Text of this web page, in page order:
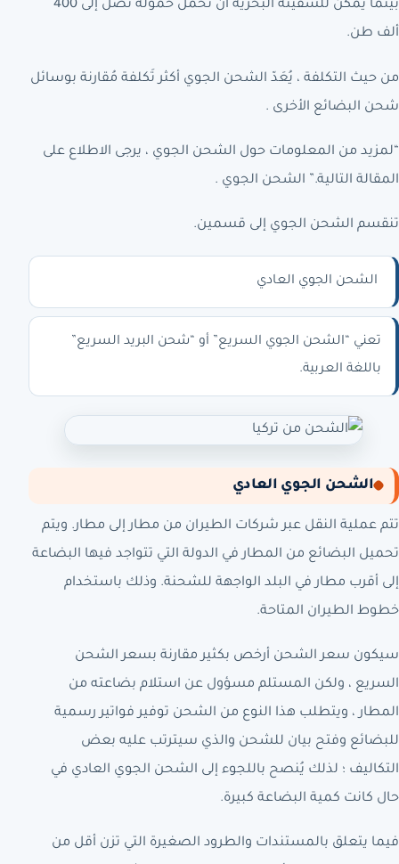
بينما يمكن للسفينة البحرية أن تحمل حمولة تصل إلى 400
ألف طن.
من حيث التكلفة ، يُعَدّ الشحن الجوي أكثر تَكلفة مُقارنة بوسائل
شحن البضائع الأخرى .
“لمزيد من المعلومات حول الشحن الجوي ، يرجى الاطلاع على
المقالة التالية.” الشحن الجوي .
تنقسم الشحن الجوي إلى قسمين.
الشحن الجوي العادي
تعني “الشحن الجوي السريع” أو “شحن البريد السريع”
باللغة العربية.
الشحن الجوي العادي
تتم عملية النقل عبر شركات الطيران من مطار إلى مطار. ويتم
تحميل البضائع من المطار في الدولة التي تتواجد فيها البضاعة
إلى أقرب مطار في البلد الواجهة للشحنة. وذلك باستخدام
خطوط الطيران المتاحة.
سيكون سعر الشحن أرخص بكثير مقارنة بسعر الشحن
السريع ، ولكن المستلم مسؤول عن استلام بضاعته من
المطار ، ويتطلب هذا النوع من الشحن توفير فواتير رسمية
للبضائع وفتح بيان للشحن والذي سيترتب عليه بعض
التكاليف ؛ لذلك يُنصح باللجوء إلى الشحن الجوي العادي في
حال كانت كمية البضاعة كبيرة.
فيما يتعلق بالمستندات والطرود الصغيرة التي تزن أقل من